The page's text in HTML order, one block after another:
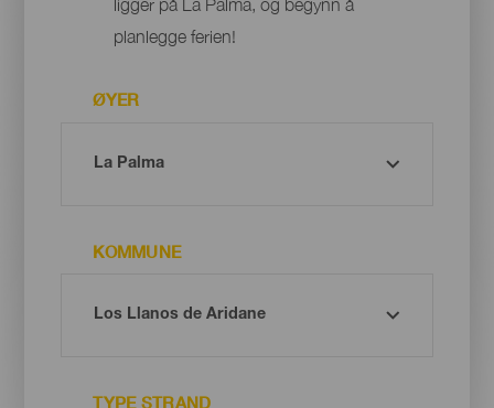
ligger på La Palma, og begynn å
planlegge ferien!
ØYER
KOMMUNE
TYPE STRAND